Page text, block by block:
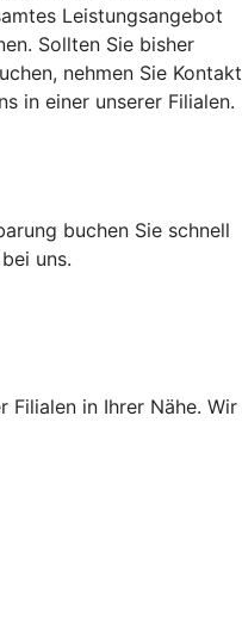
Leistungsangebot
Sollten Sie bisher
nehmen Sie Kontakt
in einer unserer Filialen.
buchen Sie schnell
uns.
Filialen in Ihrer Nähe. Wir